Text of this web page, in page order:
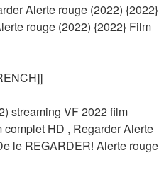
Alerte rouge (2022) {2022}
rouge (2022) {2022} Film
streaming VF 2022 film
HD , Regarder Alerte
le REGARDER! Alerte rouge